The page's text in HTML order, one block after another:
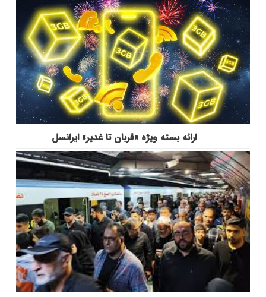
ارائه بسته ویژه «قربان تا غدیر» ایرانسل